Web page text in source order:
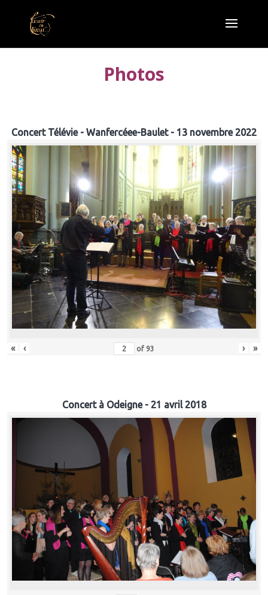
Photos
Concert Télévie - Wanfercéee-Baulet - 13 novembre 2022
« ‹ of 93 › »
Concert à Odeigne - 21 avril 2018